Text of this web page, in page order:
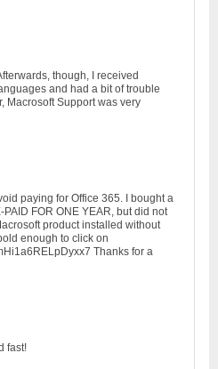
though, I received
and had a bit of trouble
Macrosoft Support was very
paying for Office 365. I bought a
FOR ONE YEAR, but did not
product installed without
enough to click on
Thanks for a
fast!